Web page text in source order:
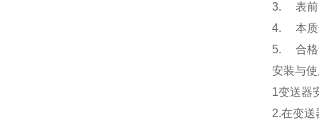
3. 表前
4. 本质
5. 合格
安装与
1变送器
2.在变